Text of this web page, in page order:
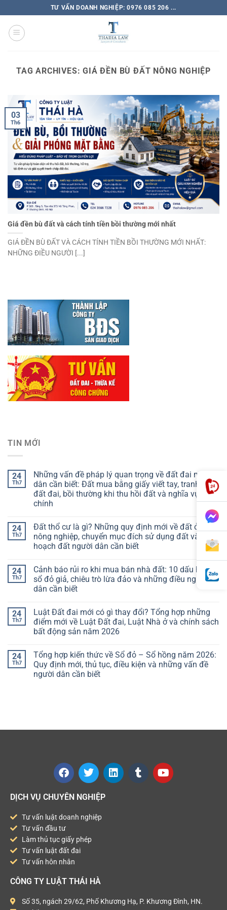
TƯ VẤN DOANH NGHIỆP: 0976 085 206 ...
TAG ARCHIVES:GIÁ ĐỀN BÙ ĐẤT NÔNG NGHIỆP
Giá đền bù đất và cách tính tiền bồi thường mới nhất
GIÁ ĐỀN BÙ ĐẤT VÀ CÁCH TÍNH TIỀN BỒI THƯỜNG MỚI NHẤT:
NHỮNG ĐIỀU NGƯỜI [...]
03
Th6
TIN MỚI
24
Th7
Những vấn đề pháp lý quan trọng về đất đai người
dân cần biết: Đất mua bằng giấy viết tay, tranh chấp
đất đai, bồi thường khi thu hồi đất và nghĩa vụ tài
chính
24
Th7
Đất thổ cư là gì? Những quy định mới về đất ở, đất
nông nghiệp, chuyển mục đích sử dụng đất và quy
hoạch đất người dân cần biết
24
Th7
Cảnh báo rủi ro khi mua bán nhà đất: 10 dấu hiệu
sổ đỏ giả, chiêu trò lừa đảo và những điều người
dân cần biết
24
Th7
Luật Đất đai mới có gì thay đổi? Tổng hợp những
điểm mới về Luật Đất đai, Luật Nhà ở và chính sách
bất động sản năm 2026
24
Th7
Tổng hợp kiến thức về Sổ đỏ – Sổ hồng năm 2026:
Quy định mới, thủ tục, điều kiện và những vấn đề
người dân cần biết
DỊCH VỤ CHUYÊN NGHIỆP
Tư vấn luật doanh nghiệp
Tư vấn đầu tư
Làm thủ tục giấy phép
Tư vấn luật đất đai
Tư vấn hôn nhân
CÔNG TY LUẬT THÁI HÀ
Số 35, ngách 29/62, Phố Khương Hạ, P. Khương Đình, HN.